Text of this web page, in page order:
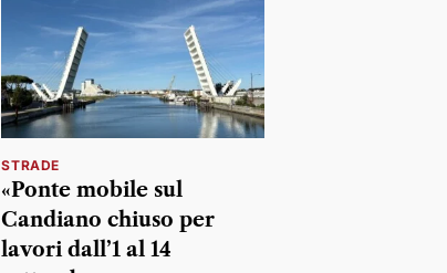
STRADE
«Ponte mobile sul
Candiano chiuso per
lavori dall’1 al 14